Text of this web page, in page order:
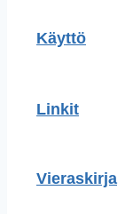
Käyttö
Linkit
Vieraskirja